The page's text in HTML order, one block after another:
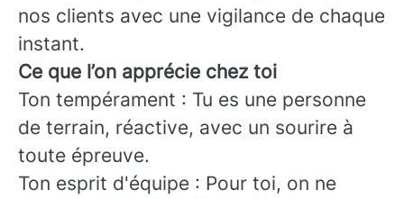
nos clients avec une vigilance de chaque
instant.
Ce que l’on apprécie chez toi
Ton tempérament : Tu es une personne
de terrain, réactive, avec un sourire à
toute épreuve.
Ton esprit d'équipe : Pour toi, on ne